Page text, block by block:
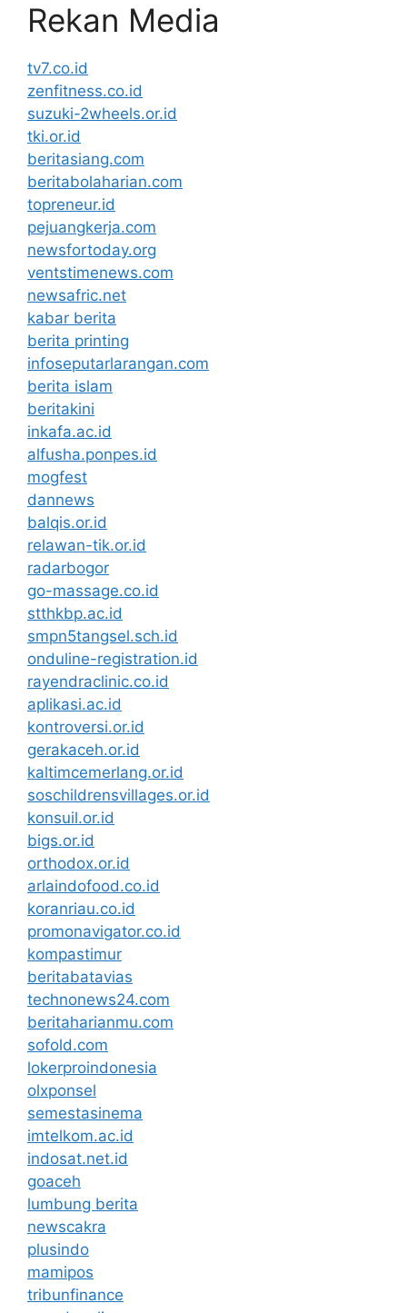
Rekan Media
tv7.co.id
zenfitness.co.id
suzuki-2wheels.or.id
tki.or.id
beritasiang.com
beritabolaharian.com
topreneur.id
pejuangkerja.com
newsfortoday.org
ventstimenews.com
newsafric.net
kabar berita
berita printing
infoseputarlarangan.com
berita islam
beritakini
inkafa.ac.id
alfusha.ponpes.id
mogfest
dannews
balqis.or.id
relawan-tik.or.id
radarbogor
go-massage.co.id
stthkbp.ac.id
smpn5tangsel.sch.id
onduline-registration.id
rayendraclinic.co.id
aplikasi.ac.id
kontroversi.or.id
gerakaceh.or.id
kaltimcemerlang.or.id
soschildrensvillages.or.id
konsuil.or.id
bigs.or.id
orthodox.or.id
arlaindofood.co.id
koranriau.co.id
promonavigator.co.id
kompastimur
beritabatavias
technonews24.com
beritaharianmu.com
sofold.com
lokerproindonesia
olxponsel
semestasinema
imtelkom.ac.id
indosat.net.id
goaceh
lumbung berita
newscakra
plusindo
mamipos
tribunfinance